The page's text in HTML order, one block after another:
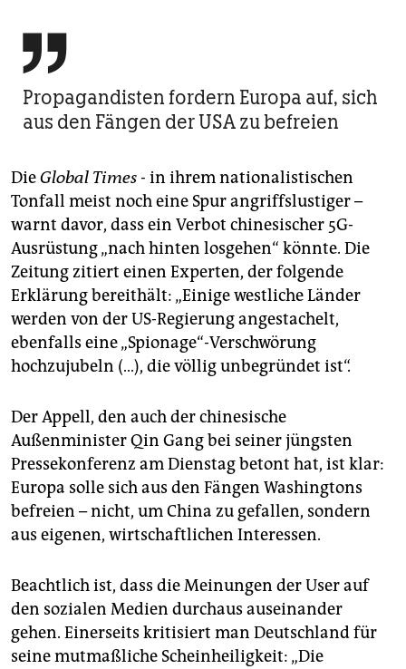

Propagandisten fordern Europa auf, sich
aus den Fängen der USA zu befreien
DieGlobal Times - in ihrem nationalistischen
Tonfall meist noch eine Spur angriffslustiger –
warnt davor, dass ein Verbot chinesischer 5G-
Ausrüstung „nach hinten losgehen“ könnte. Die
Zeitung zitiert einen Experten, der folgende
Erklärung bereithält: „Einige westliche Länder
werden von der US-Regierung angestachelt,
ebenfalls eine „Spionage“-Verschwörung
hochzujubeln (…), die völlig unbegründet ist“.
Der Appell, den auch der chinesische
Außenminister Qin Gang bei seiner jüngsten
Pressekonferenz am Dienstag betont hat, ist klar:
Europa solle sich aus den Fängen Washingtons
befreien – nicht, um China zu gefallen, sondern
aus eigenen, wirtschaftlichen Interessen.
Beachtlich ist, dass die Meinungen der User auf
den sozialen Medien durchaus auseinander
gehen. Einerseits kritisiert man Deutschland für
seine mutmaßliche Scheinheiligkeit: „Die